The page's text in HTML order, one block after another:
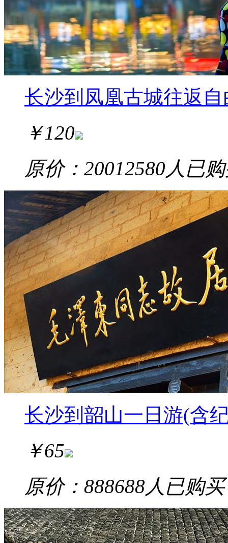
长沙到凤凰古城往返
￥120
原价：20012580 人已
长沙到韶山一日游(含
￥65
原价：888688 人已购买